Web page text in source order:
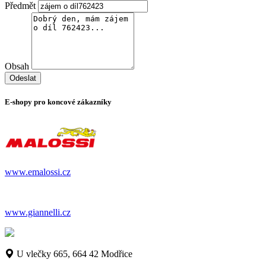
Předmět
Obsah
Odeslat
E-shopy pro koncové zákazníky
www.emalossi.cz
www.giannelli.cz
U vlečky 665, 664 42 Modřice